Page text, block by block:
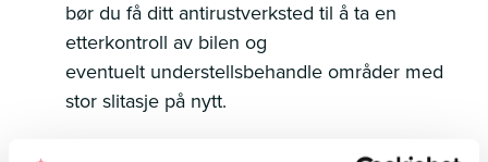
bør du få ditt antirustverksted til å ta en
etterkontroll av bilen og
eventuelt understellsbehandle områder med
stor slitasje på nytt.